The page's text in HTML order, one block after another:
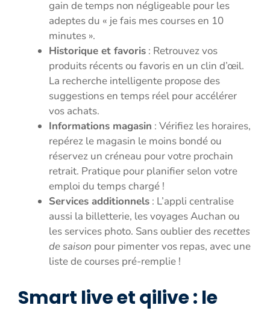
gain de temps non négligeable pour les
adeptes du « je fais mes courses en 10
minutes ».
Historique et favoris : Retrouvez vos
produits récents ou favoris en un clin d’œil.
La recherche intelligente propose des
suggestions en temps réel pour accélérer
vos achats.
Informations magasin : Vérifiez les horaires,
repérez le magasin le moins bondé ou
réservez un créneau pour votre prochain
retrait. Pratique pour planifier selon votre
emploi du temps chargé !
Services additionnels : L’appli centralise
aussi la billetterie, les voyages Auchan ou
les services photo. Sans oublier desrecettes
de saison pour pimenter vos repas, avec une
liste de courses pré-remplie !
Smart live et qilive : le